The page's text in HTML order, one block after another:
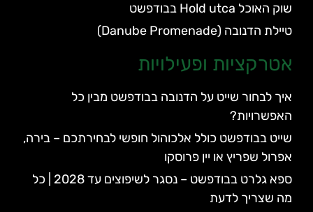
שוק האוכל Hold utca בבודפשט
טיילת הדנובה (Danube Promenade)
אטרקציות ופעילויות
איך לבחור שייט על הדנובה בבודפשט מבין כל
האפשרויות?
שייט בבודפשט כולל אלכוהול חופשי לבחירתכם – בירה,
אפרול שפריץ או יין פרוסקו
ספא גלרט בבודפשט – נסגר לשיפוצים עד 2028 | כל
מה שצריך לדעת